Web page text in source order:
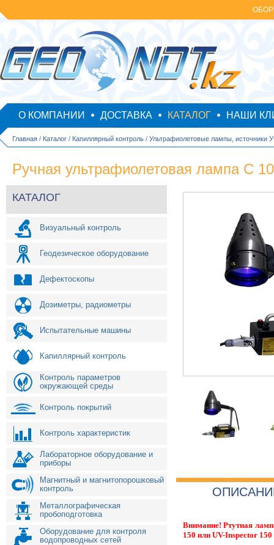
О КОМПАНИИ ДОСТАВКА КАТАЛОГ НАШИ
Главная / Каталог / Капиллярный контроль / Ультрафиолетовые лампы, источники
Ручная ультрафиолетовая лампа C
КАТАЛОГ
Визуальный контроль
Геодезическое оборудование
Дефектоскопы
Дозиметры, радиометры
Испытательные машины
Капиллярный контроль
Контроль параметров
окружающей среды
Контроль покрытий
Контроль характеристик
Лабораторное оборудование и
приборы
Магнитный и магнитопорошковый
контроль
Металлографическая
пробоподготовка
Оборудование для контроля
водопроводных сетей
Внимание! Ртутная
150 или UV-Inspector 150